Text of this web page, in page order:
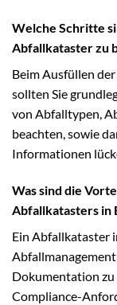
Welche Schritte
Abfallkataster zu
Beim Ausfüllen
sollten Sie
von Abfalltypen,
beachten, sowie
Informationen
Was sind die
Abfallkatasters in
Ein Abfallkataster
Dokumentation zu
Compliance-